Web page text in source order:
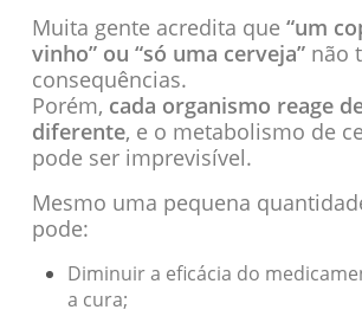
Muita gente acredita que “um
vinho” ou “só uma cerveja”não
consequências.
Porém, cada organismo reage
diferente, e o metabolismo de
pode ser imprevisível.
Mesmo uma pequena
pode:
Diminuir a eficácia do
a cura;